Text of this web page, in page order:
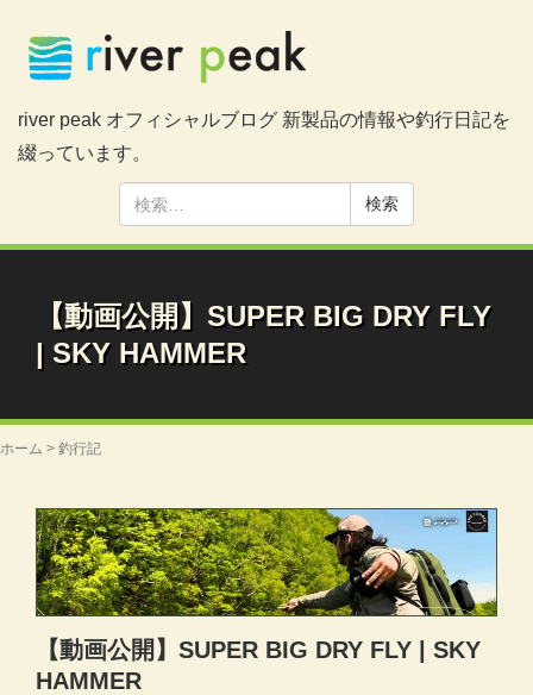
river peak オフィシャルブログ 新製品の情報や釣行日記を
綴っています。
索:
【動画公開】SUPER BIG DRY FLY
| SKY HAMMER
ホーム > 釣行記
【動画公開】SUPER BIG DRY FLY | SKY
HAMMER